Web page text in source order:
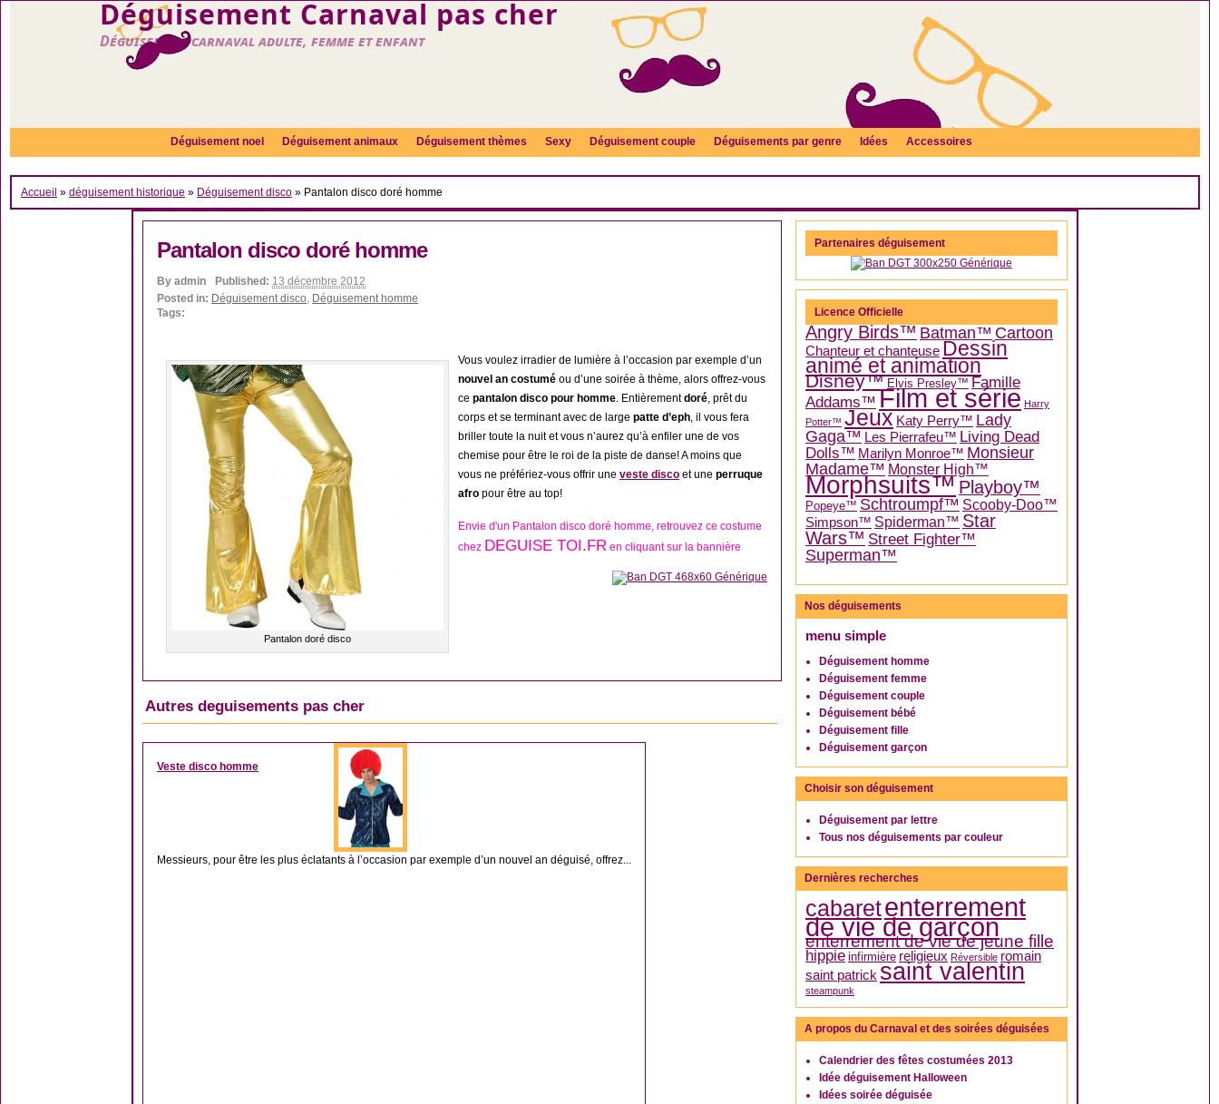
Déguisement Carnaval pas cher
Déguisement carnaval adulte, femme et enfant
Déguisement noel Déguisement animaux Déguisement thèmes Sexy Déguisement couple Déguisements par genre Idées Accessoires
Accueil » déguisement historique » Déguisement disco » Pantalon disco doré homme
Pantalon disco doré homme
By admin Published: 13 décembre 2012
Posted in: Déguisement disco, Déguisement homme
Tags:
Pantalon doré disco
Vous voulez irradier de lumière à l’occasion par exemple d’un
nouvel an costumé ou d’une soirée à thème, alors offrez-vous
ce pantalon disco pour homme. Entièrementdoré, prêt du
corps et se terminant avec de large patte d’eph, il vous fera
briller toute la nuit et vous n’aurez qu’à enfiler une de vos
chemise pour être le roi de la piste de danse! A moins que
vous ne préfériez-vous offrir une veste disco et une perruque
afro pour être au top!
Envie d'un Pantalon disco doré homme, retrouvez ce costume
chez DEGUISE TOI.FR en cliquant sur la bannière
Autres deguisements pas cher
DÉGUISEMENT DISCO
Veste disco homme
Messieurs, pour être les plus éclatants à l’occasion par exemple d’un nouvel an déguisé, offrez...
Partenaires déguisement
Licence Officielle
Angry Birds™ Batman™ Cartoon
Chanteur et chanteuse Dessin
animé et animation
Disney™ Elvis Presley™ Famille
Addams™ Film et série Harry
Potter™ Jeux Katy Perry™ Lady
Gaga™ Les Pierrafeu™ Living Dead
Dolls™ Marilyn Monroe™ Monsieur
Madame™ Monster High™
Morphsuits™Playboy™
Popeye™ Schtroumpf™ Scooby-Doo™
Simpson™ Spiderman™ Star
Wars™ Street Fighter™
Superman™
Nos déguisements
menu simple
Déguisement homme
Déguisement femme
Déguisement couple
Déguisement bébé
Déguisement fille
Déguisement garçon
Choisir son déguisement
Déguisement par lettre
Tous nos déguisements par couleur
Dernières recherches
cabaretenterrement
de vie de garçon
enterrement de vie de jeune fille
hippie infirmière religieux Réversible romain
saint patrick saint valentin
steampunk
A propos du Carnaval et des soirées déguisées
Calendrier des fêtes costumées 2013
Idée déguisement Halloween
Idées soirée déguisée